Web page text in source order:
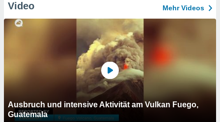
Video Mehr Videos
Ausbruch und intensive Aktivität am Vulkan Fuego,
Guatemala